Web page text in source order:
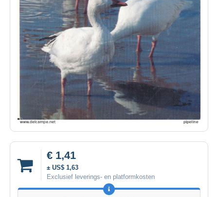
€ 1,41
± US$ 1,63
Exclusief leverings- en platformkosten